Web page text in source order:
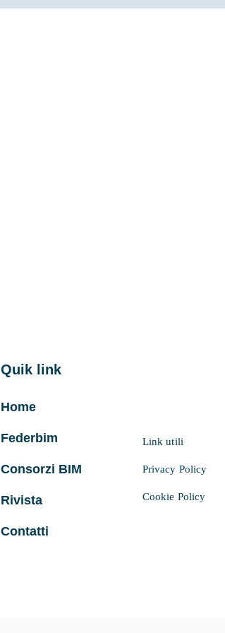
Quik link
Home
Federbim
Consorzi BIM
Rivista
Contatti
Link utili
Privacy Policy
Cookie Policy